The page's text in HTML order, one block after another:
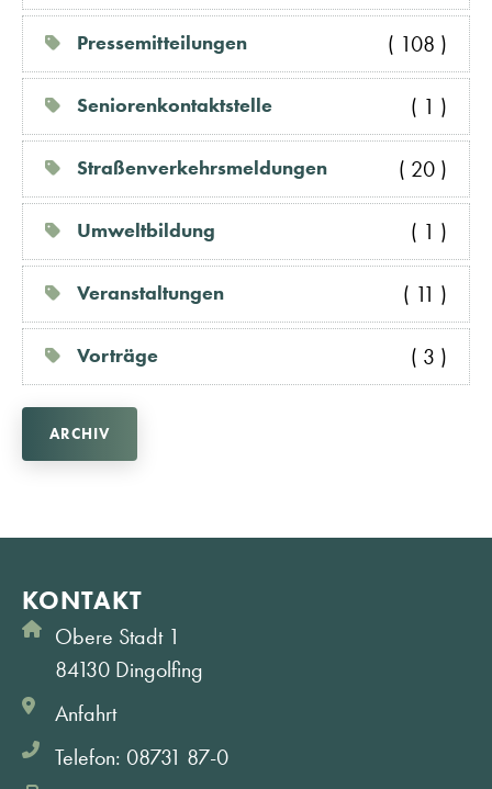
Pressemitteilungen ( 108 )
Seniorenkontaktstelle ( 1 )
Straßenverkehrsmeldungen ( 20 )
Umweltbildung ( 1 )
Veranstaltungen ( 11 )
Vorträge ( 3 )
ARCHIV
KONTAKT
Obere Stadt 1
84130 Dingolfing
Anfahrt
Telefon: 08731 87-0